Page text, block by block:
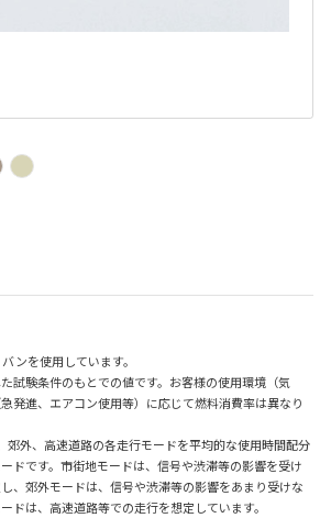
ンを使用しています。
試験条件のもとでの値です。お客様の使用環境（気
発進、エアコン使用等）に応じて燃料消費率は異なり
郊外、高速道路の各走行モードを平均的な使用時間配分
ドです。市街地モードは、信号や渋滞等の影響を受け
、郊外モードは、信号や渋滞等の影響をあまり受けな
ドは、高速道路等での走行を想定しています。